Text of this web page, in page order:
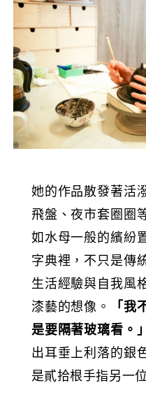
她的作品散發著活
飛盤、夜市套圈圈
如水母一般的繽紛
字典裡，不只是傳
生活經驗與自我風
漆藝的想像。
「我
是要隔著玻璃看。」
出耳垂上利落的銀
是貳拾根手指另一